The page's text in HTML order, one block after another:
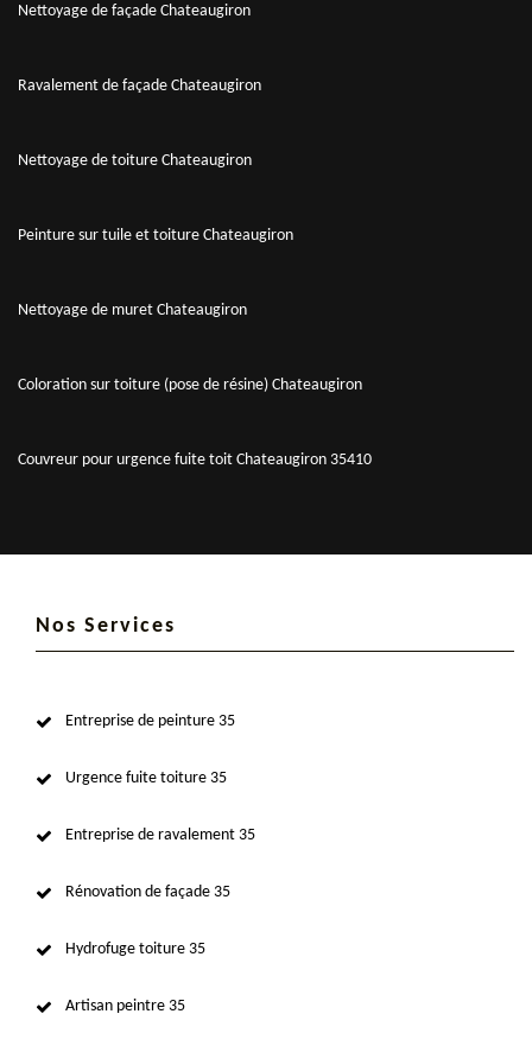
Nettoyage de façade Chateaugiron
Ravalement de façade Chateaugiron
Nettoyage de toiture Chateaugiron
Peinture sur tuile et toiture Chateaugiron
Nettoyage de muret Chateaugiron
Coloration sur toiture (pose de résine) Chateaugiron
Couvreur pour urgence fuite toit Chateaugiron 35410
Nos Services
Entreprise de peinture 35
Urgence fuite toiture 35
Entreprise de ravalement 35
Rénovation de façade 35
Hydrofuge toiture 35
Artisan peintre 35